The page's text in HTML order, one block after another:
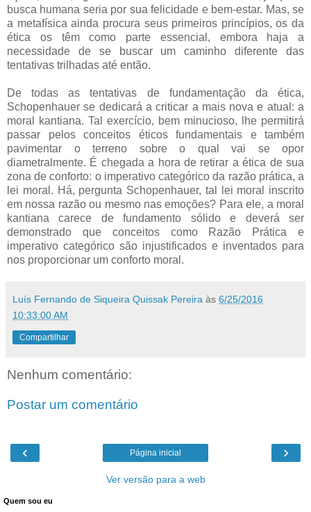
busca humana seria por sua felicidade e bem-estar. Mas, se
a metafísica ainda procura seus primeiros princípios, os da
ética os têm como parte essencial, embora haja a
necessidade de se buscar um caminho diferente das
tentativas trilhadas até então.
De todas as tentativas de fundamentação da ética,
Schopenhauer se dedicará a criticar a mais nova e atual: a
moral kantiana. Tal exercício, bem minucioso, lhe permitirá
passar pelos conceitos éticos fundamentais e também
pavimentar o terreno sobre o qual vai se opor
diametralmente. É chegada a hora de retirar a ética de sua
zona de conforto: o imperativo categórico da razão prática, a
lei moral. Há, pergunta Schopenhauer, tal lei moral inscrito
em nossa razão ou mesmo nas emoções? Para ele, a moral
kantiana carece de fundamento sólido e deverá ser
demonstrado que conceitos como Razão Prática e
imperativo categórico são injustificados e inventados para
nos proporcionar um conforto moral.
Luís Fernando de Siqueira Quissak Pereira às 6/25/2016
10:33:00 AM
Compartilhar
Nenhum comentário:
Postar um comentário
‹ ›
Página inicial
Ver versão para a web
Quem sou eu